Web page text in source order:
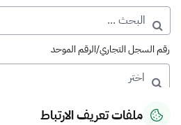
رقم السجل التجاري/الرقم الموحد
رقم الترخيصملفات تعريف الارتباط